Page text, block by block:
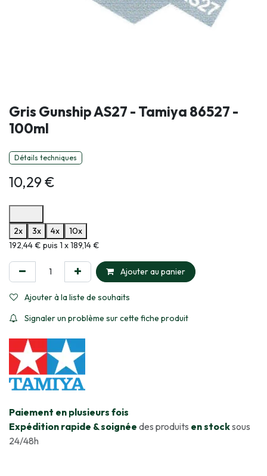
Gris Gunship AS27 - Tamiya 86527 -
100ml
Détails techniques
10,29€
2x
3x 4x
10x
Informations sur le plan de paiement sélectionné
192,44 € puis 1 x 189,14 €
Ajouter au panier
Ajouter à la liste de souhaits
Signaler un problème sur cette fiche produit
​Paiement en plusieurs fois
Expédition rapide & soignée des produits en stocksous
24/48h